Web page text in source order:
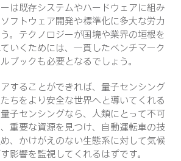
は既存システムやハードウェアに組み
フトウェア開発や標準化に多大な労力
。テクノロジーが国境や業界の垣根を
いくためには、一貫したベンチマーク
ブックも必要となるでしょう。
することができれば、量子センシング
ちをより安全な世界へと導いてくれる
子センシングなら、人類にとって不可
重要な資源を見つけ、自動運転車の技
、かけがえのない生態系に対して気候
影響を監視してくれるはずです。